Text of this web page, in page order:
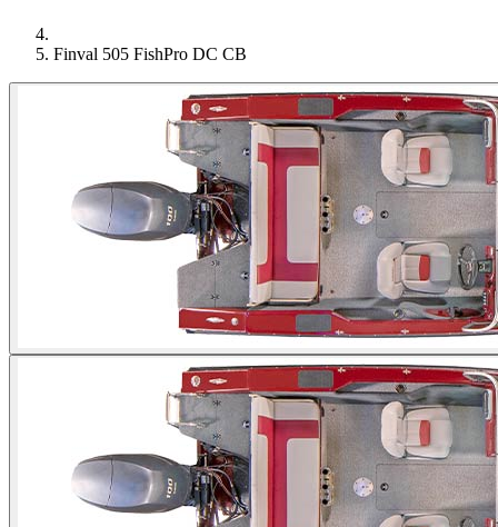
Finval 505 FishPro DC CB